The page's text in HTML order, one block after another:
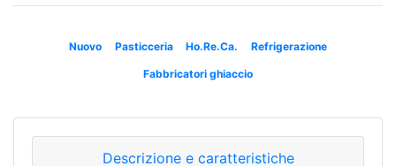
Nuovo Pasticceria Ho.Re.Ca. Refrigerazione
Fabbricatori ghiaccio
Descrizione e caratteristiche